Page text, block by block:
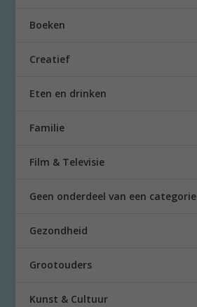
Boeken
Creatief
Eten en drinken
Familie
Film & Televisie
Geen onderdeel van een categorie
Gezondheid
Grootouders
Kunst & Cultuur